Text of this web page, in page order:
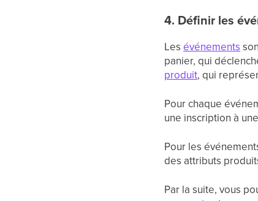
4. Définir les
Lesévénements
panier, qui
produit, qui
Pour chaque
une inscription à
Pour les
des attributs
Par la suite, vous